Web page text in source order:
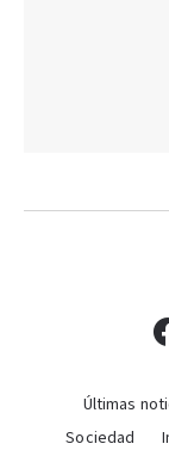
Últimas
Sociedad